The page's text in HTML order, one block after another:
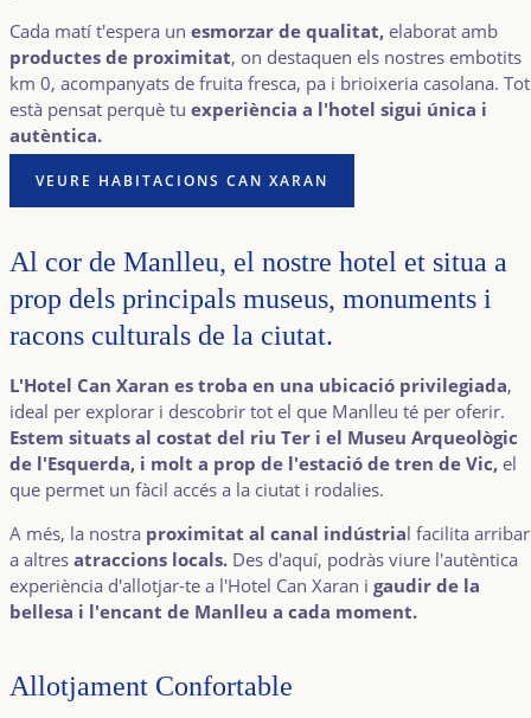
Cada matí t'espera un esmorzar de qualitat, elaborat amb
productes de proximitat, on destaquen els nostres embotits
km 0, acompanyats de fruita fresca, pa i brioixeria casolana. Tot
està pensat perquè tu experiència a l'hotel sigui única i
autèntica.
VEURE HABITACIONS CAN XARAN
Al cor de Manlleu, el nostre hotel et situa a
prop dels principals museus, monuments i
racons culturals de la ciutat.
L'Hotel Can Xaran es troba en una ubicació privilegiada,
ideal per explorar i descobrir tot el que Manlleu té per oferir.
Estem situats al costat del riu Ter i el Museu Arqueològic
de l'Esquerda, i molt a prop de l'estació de tren de Vic, el
que permet un fàcil accés a la ciutat i rodalies.
A més, la nostra proximitat al canal indústrial facilita arribar
a altres atraccions locals. Des d'aquí, podràs viure l'autèntica
experiència d'allotjar-te a l'Hotel Can Xaran i gaudir de la
bellesa i l'encant de Manlleu a cada moment.
Allotjament Confortable